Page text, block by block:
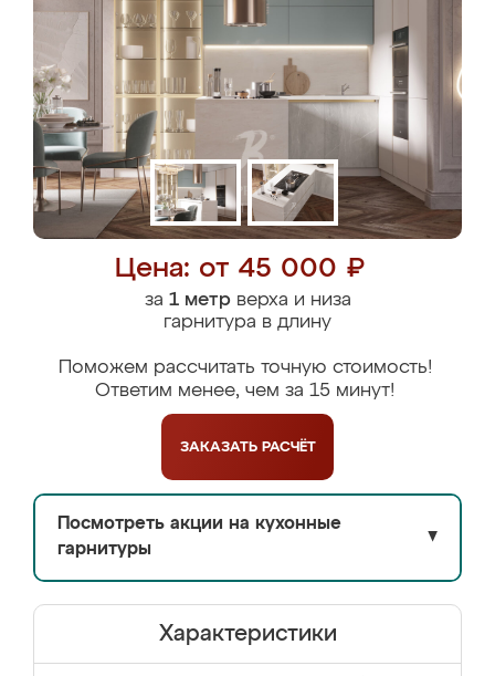
Цена: от 45 000 ₽
за 1 метрверха и низа
гарнитура в длину
Поможем рассчитать точную стоимость!
Ответим менее, чем за 15 минут!
ЗАКАЗАТЬ РАСЧЁТ
Посмотреть акции на кухонные
гарнитуры
▼
Характеристики